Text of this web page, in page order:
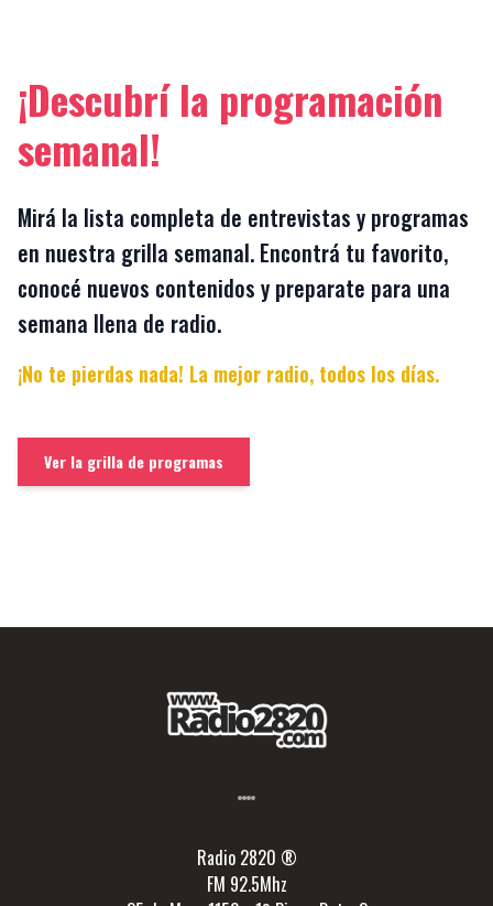
¡Descubrí la programación
semanal!
Mirá la lista completa de entrevistas y programas
en nuestra grilla semanal. Encontrá tu favorito,
conocé nuevos contenidos y preparate para una
semana llena de radio.
¡No te pierdas nada! La mejor radio, todos los días.
Ver la grilla de programas
Radio 2820 ®
FM 92.5Mhz